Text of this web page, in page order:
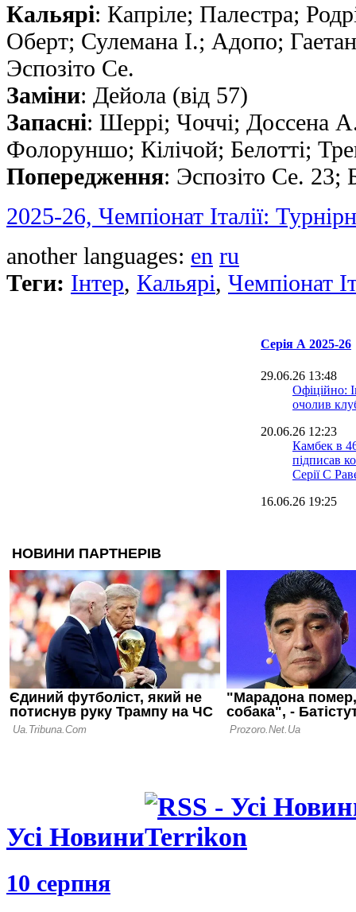
Кальярі: Капріле; Палестра;
Оберт; Сулемана I.; Адопо;
Эспозiто Ce.
Заміни: Дейола (від 57)
Запасні: Шеррі; Чоччі; Доссена
Фолоруншо; Кiлiчой; Белотті;
Попередження: Эспозiто Ce. 23;
2025-26, Чемпіонат Італії:
another languages: en ru
Теги: Інтер, Кальярі, Чемпіонат
Серія А 2025-26
29.06.26 13:48
Офіційно:
очолив
20.06.26 12:23
Камбек в
підписав
Серії C
16.06.26 19:25
Аморіма в
невідомість
15.06.26 13:22
Мілан
тренером
Усі Новини
10 серпня